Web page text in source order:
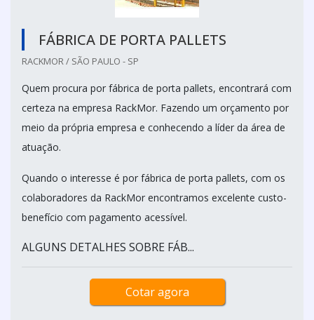
FÁBRICA DE PORTA PALLETS
RACKMOR / SÃO PAULO - SP
Quem procura por fábrica de porta pallets, encontrará com
certeza na empresa RackMor. Fazendo um orçamento por
meio da própria empresa e conhecendo a líder da área de
atuação.
Quando o interesse é por fábrica de porta pallets, com os
colaboradores da RackMor encontramos excelente custo-
benefício com pagamento acessível.
ALGUNS DETALHES SOBRE FÁB...
Cotar agora